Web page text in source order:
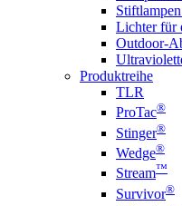
Lichter für
Outdoor-
Produktreihe
TLR
ProTac®
Stinger®
Wedge®
Stream™
Survivor®